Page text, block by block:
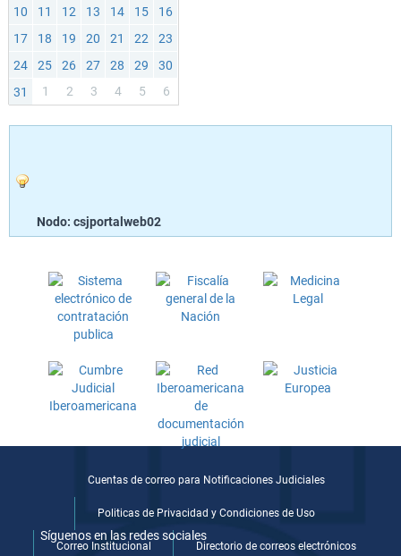
10
11 12 13 14 15
16
17
18 19 20 21 22
23
24
25 26 27 28 29
30
31
1 2 3 4 5 6
Nodo: csjportalweb02
Cuentas de correo para Notificaciones Judiciales
Politicas de Privacidad y Condiciones de Uso
Correo Institucional Directorio de correos electrónicos
Síguenos en las redes sociales